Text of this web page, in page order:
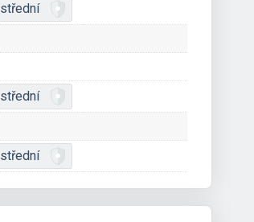
střední
střední
střední